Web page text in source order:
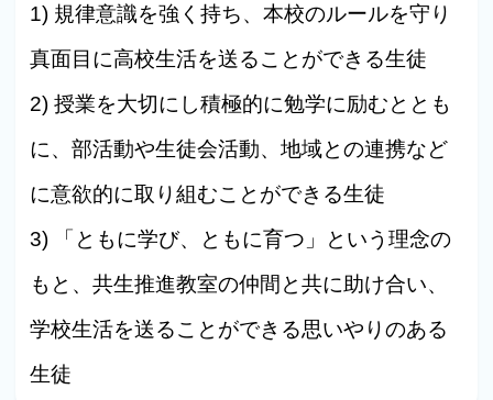
1) 規律意識を強く持ち、本校のルールを守り
真面目に高校生活を送ることができる生徒
2) 授業を大切にし積極的に勉学に励むととも
に、部活動や生徒会活動、地域との連携など
に意欲的に取り組むことができる生徒
3) 「ともに学び、ともに育つ」という理念の
もと、共生推進教室の仲間と共に助け合い、
学校生活を送ることができる思いやりのある
生徒